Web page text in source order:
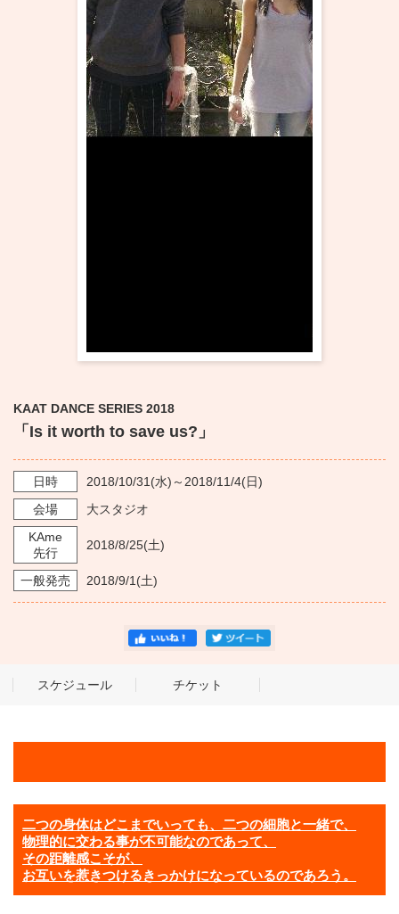
・ よくある質問
・ ミッション
・ 芸術監督
・ 施設概要
・ フロアマップ
KAAT 神奈川芸術劇場
KAAT DANCE SERIES 2018
「Is it worth to save us?」
日時 2018/10/31 (水)～ 2018/11/4(日)
会場
大スタジオ
KAme
先行
2018/8/25(土)
一般発売 2018/9/1 (土)
スケジュール チケット
二つの身体はどこまでいっても、二つの細胞と一緒で、
物理的に交わる事が不可能なのであって、
その距離感こそが、
お互いを惹きつけるきっかけになっているのであろう。